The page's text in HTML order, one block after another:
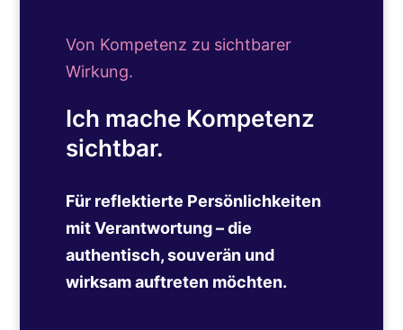
Von Kompetenz zu sichtbarer
Wirkung.
Ich mache Kompetenz
sichtbar.
Für reflektierte Persönlichkeiten
mit Verantwortung – die
authentisch, souverän und
wirksam auftreten möchten.